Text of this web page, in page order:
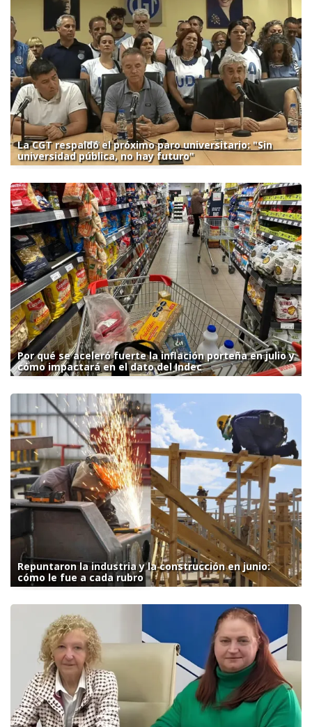
La CGT respaldó el próximo paro universitario: "Sin
universidad pública, no hay futuro"
Por qué se aceleró fuerte la inflación porteña en julio y
cómo impactará en el dato del Indec
Repuntaron la industria y la construcción en junio:
cómo le fue a cada rubro